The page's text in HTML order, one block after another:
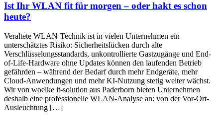
Ist Ihr WLAN fit für morgen – oder hakt es schon
heute?
Veraltete WLAN-Technik ist in vielen Unternehmen ein
unterschätztes Risiko: Sicherheitslücken durch alte
Verschlüsselungsstandards, unkontrollierte Gastzugänge und End-
of-Life-Hardware ohne Updates können den laufenden Betrieb
gefährden – während der Bedarf durch mehr Endgeräte, mehr
Cloud-Anwendungen und mehr KI-Nutzung stetig weiter wächst.
Wir von woelke it-solution aus Paderborn bieten Unternehmen
deshalb eine professionelle WLAN-Analyse an: von der Vor-Ort-
Ausleuchtung […]